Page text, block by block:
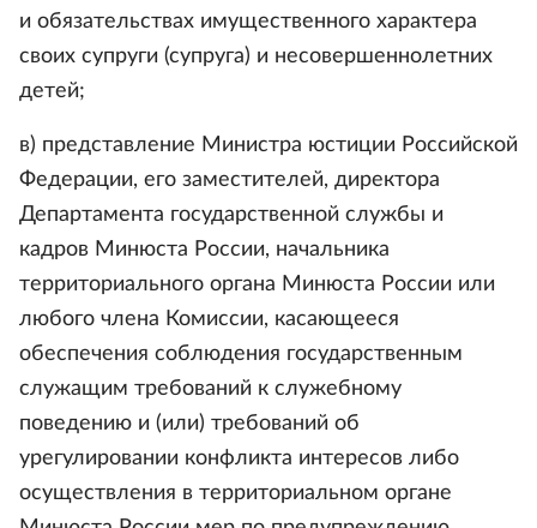
и обязательствах имущественного характера
своих супруги (супруга) и несовершеннолетних
детей;
в) представление Министра юстиции Российской
Федерации, его заместителей, директора
Департамента государственной службы и
кадров Минюста России, начальника
территориального органа Минюста России или
любого члена Комиссии, касающееся
обеспечения соблюдения государственным
служащим требований к служебному
поведению и (или) требований об
урегулировании конфликта интересов либо
осуществления в территориальном органе